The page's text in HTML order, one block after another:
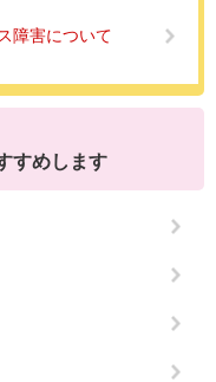
障害について
すめします